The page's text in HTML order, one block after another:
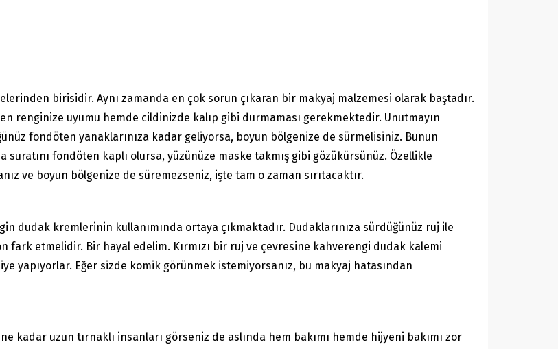
birisidir. Aynı zamanda en çok sorun çıkaran bir makyaj malzemesi olarak baştadır.
renginize uyumu hemde cildinizde kalıp gibi durmaması gerekmektedir. Unutmayın
fondöten yanaklarınıza kadar geliyorsa, boyun bölgenize de sürmelisiniz. Bunun
fondöten kaplı olursa, yüzünüze maske takmış gibi gözükürsünüz. Özellikle
ve boyun bölgenize de süremezseniz, işte tam o zaman sırıtacaktır.
dudak kremlerinin kullanımında ortaya çıkmaktadır. Dudaklarınıza sürdüğünüz ruj ile
etmelidir. Bir hayal edelim. Kırmızı bir ruj ve çevresine kahverengi dudak kalemi
yapıyorlar. Eğer sizde komik görünmek istemiyorsanız, bu makyaj hatasından
kadar uzun tırnaklı insanları görseniz de aslında hem bakımı hemde hijyeni bakımı zor